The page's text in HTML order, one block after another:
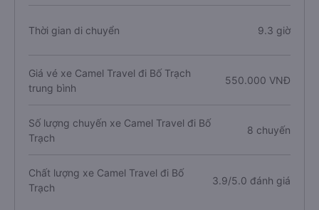
Thời gian di chuyển 9.3 giờ
Giá vé xe Camel Travel đi Bố Trạch
trung bình
550.000 VNĐ
Số lượng chuyến xe Camel Travel đi Bố
Trạch
8 chuyến
Chất lượng xe Camel Travel đi Bố
Trạch
3.9/5.0 đánh giá